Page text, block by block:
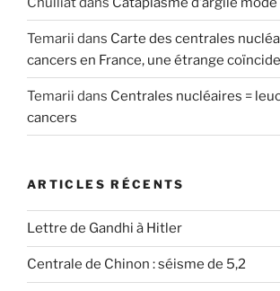
Temarii dans Carte des centrales
cancers en France, une étrange
Temarii dans Centrales nucléaires =
cancers
ARTICLES RÉCENTS
Lettre de Gandhi à Hitler
Centrale de Chinon : séisme de 5,2